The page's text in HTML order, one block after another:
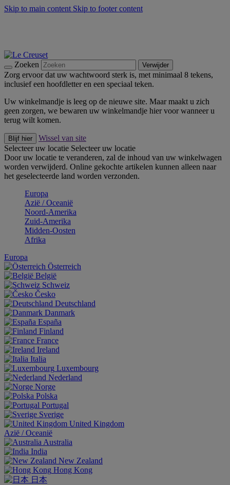
Skip to main content Skip to footer content
Zoeken Verwijder
Zorg ervoor dat uw wachtwoord sterk is, met minimaal 8 tekens,
inclusief een hoofdletter en een speciaal teken.
Uw winkelmandje is leeg op de nieuwe site. Maar maakt u zich
geen zorgen, we bewaren uw winkelmandje hier voor wanneer u
terug wilt komen.
Blijf hier
Wissel van site
Selecteer uw locatie Selecteer uw locatie
Door uw locatie te veranderen, zal de inhoud van uw winkelwagen
worden verwijderd. Online gekochte artikelen kunnen alleen naar
het geselecteerde land worden verzonden.
Europa
Aziё / Oceaniё
Noord-Amerika
Zuid-Amerika
Midden-Oosten
Afrika
Europa
Österreich
België
Schweiz
Česko
Deutschland
Danmark
España
Finland
France
Ireland
Italia
Luxembourg
Nederland
Norge
Polska
Portugal
Sverige
United Kingdom
Aziё / Oceaniё
Australia
India
New Zealand
Hong Kong
日本